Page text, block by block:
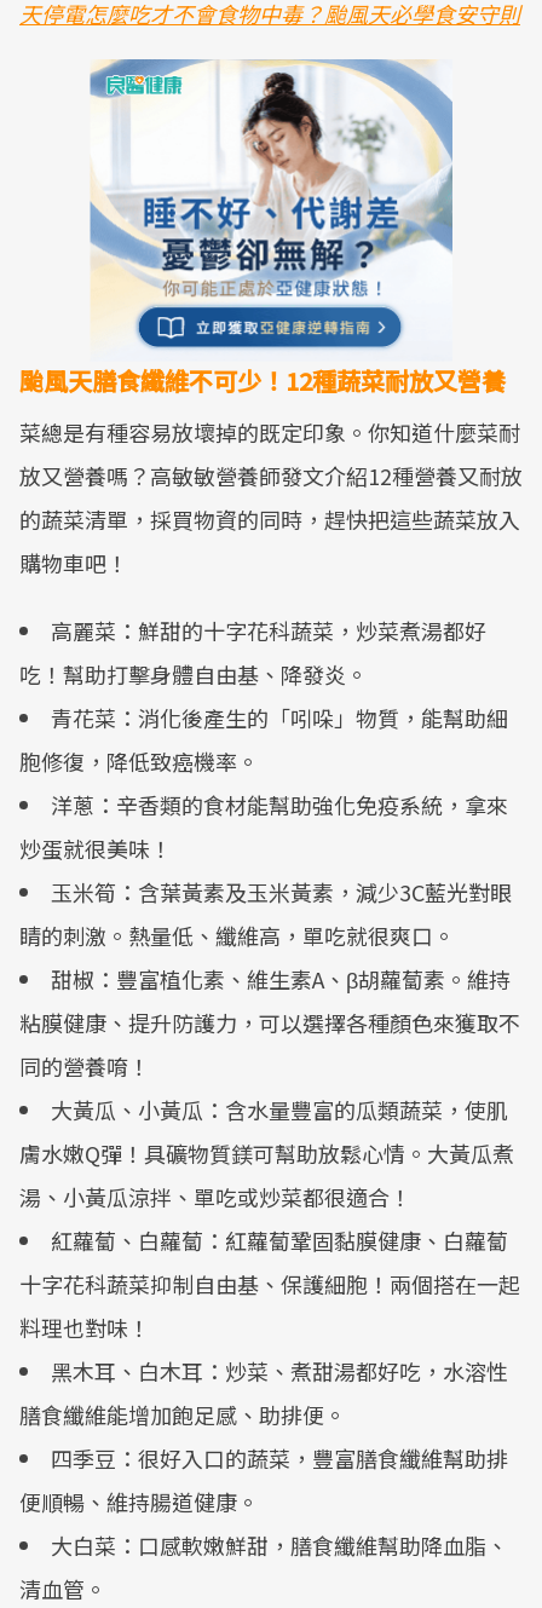
天停電怎麼吃才不會食物中毒？颱風天必學食安守則
颱風天膳食纖維不可少！12種蔬菜耐放又營養
菜總是有種容易放壞掉的既定印象。你知道什麼菜耐
放又營養嗎？高敏敏營養師發文介紹12種營養又耐放
的蔬菜清單，採買物資的同時，趕快把這些蔬菜放入
購物車吧！
高麗菜：鮮甜的十字花科蔬菜，炒菜煮湯都好
吃！幫助打擊身體自由基、降發炎。
青花菜：消化後產生的「吲哚」物質，能幫助細
胞修復，降低致癌機率。
洋蔥：辛香類的食材能幫助強化免疫系統，拿來
炒蛋就很美味！
玉米筍：含葉黃素及玉米黃素，減少3C藍光對眼
睛的刺激。熱量低、纖維高，單吃就很爽口。
甜椒：豐富植化素、維生素A、β胡蘿蔔素。維持
粘膜健康、提升防護力，可以選擇各種顏色來獲取不
同的營養唷！
大黃瓜、小黃瓜：含水量豐富的瓜類蔬菜，使肌
膚水嫩Q彈！具礦物質鎂可幫助放鬆心情。大黃瓜煮
湯、小黃瓜涼拌、單吃或炒菜都很適合！
紅蘿蔔、白蘿蔔：紅蘿蔔鞏固黏膜健康、白蘿蔔
十字花科蔬菜抑制自由基、保護細胞！兩個搭在一起
料理也對味！
黑木耳、白木耳：炒菜、煮甜湯都好吃，水溶性
膳食纖維能增加飽足感、助排便。
四季豆：很好入口的蔬菜，豐富膳食纖維幫助排
便順暢、維持腸道健康。
大白菜：口感軟嫩鮮甜，膳食纖維幫助降血脂、
清血管。